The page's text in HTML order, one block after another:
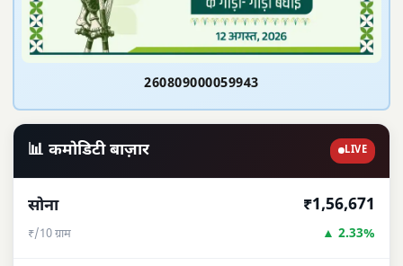
260809000059943
📊 कमोडिटी बाज़ार LIVE
सोना
₹/10 ग्राम
₹1,56,671
▲ 2.33%